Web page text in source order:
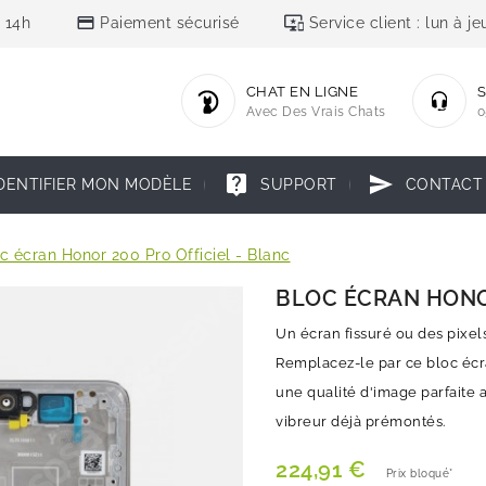
credit_card Paiement sécurisé important_devices Service client : lun à
CHAT EN LIGNE
Avec Des Vrais Chats
MON MODÈLE live_help SUPPORT send CONTACT
écran Honor 200 Pro Officiel - Blanc
BLOC ÉCRAN
Un écran fissuré ou des
Remplacez-le par ce bloc
une qualité d'image parfaite
vibreur déjà prémontés.
224,91 € Prix bloqué*